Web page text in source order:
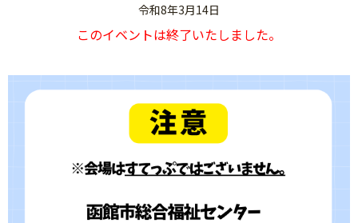
令和8年3月14日
このイベントは終了いたしました。